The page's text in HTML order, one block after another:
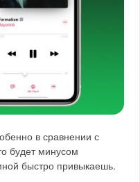
в сравнении с
будет минусом
быстро привыкаешь.